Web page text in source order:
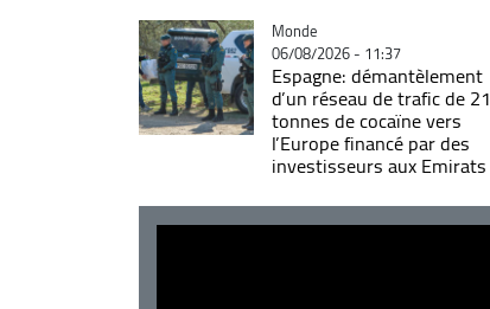
Catégorie
Monde
06/08/2026 - 11:37
Espagne: démantèlement
d’un réseau de trafic de 21
tonnes de cocaïne vers
l’Europe financé par des
investisseurs aux Emirats